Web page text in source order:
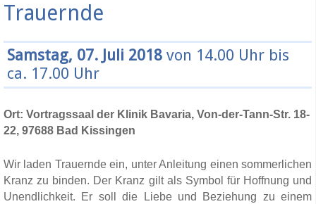
Trauernde
Samstag, 07. Juli 2018 von 14.00 Uhr bis
ca. 17.00 Uhr
Ort: Vortragssaal der Klinik Bavaria, Von-der-Tann-Str. 18-
22, 97688 Bad Kissingen
Wir laden Trauernde ein, unter Anleitung einen sommerlichen
Kranz zu binden. Der Kranz gilt als Symbol für Hoffnung und
Unendlichkeit. Er soll die Liebe und Beziehung zu einem